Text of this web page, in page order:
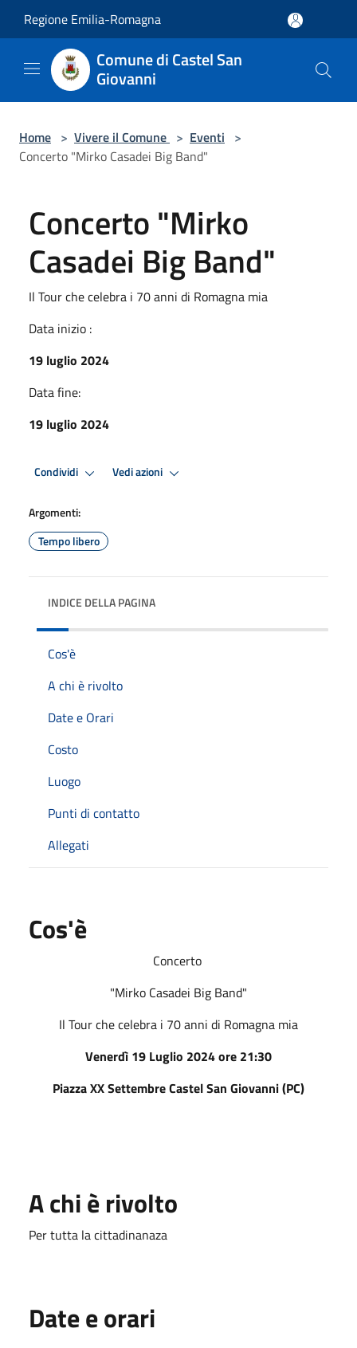
Regione Emilia-Romagna
Comune di Castel San
Giovanni
Home > Vivere il Comune > Eventi >
Concerto "Mirko Casadei Big Band"
Concerto "Mirko
Casadei Big Band"
Il Tour che celebra i 70 anni di Romagna mia
Data inizio :
19 luglio 2024
Data fine:
19 luglio 2024
Condividi Vedi azioni
Argomenti:
Tempo libero
INDICE DELLA PAGINA
Cos'è
A chi è rivolto
Date e Orari
Costo
Luogo
Punti di contatto
Allegati
Cos'è
Concerto
"Mirko Casadei Big Band"
Il Tour che celebra i 70 anni di Romagna mia
Venerdì 19 Luglio 2024 ore 21:30
Piazza XX Settembre Castel San Giovanni (PC)
A chi è rivolto
Per tutta la cittadinanaza
Date e orari